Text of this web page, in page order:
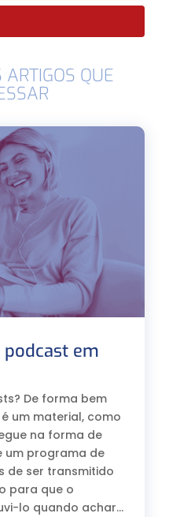
ARTIGOS QUE
em
De forma bem
um material, como
na forma de
um programa de
de ser transmitido
para que o
lo quando achar...